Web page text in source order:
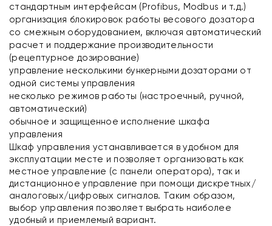
стандартным интерфейсам (Profibus, Modbus и т.д.)
организация блокировок работы весового дозатора
со смежным оборудованием, включая автоматический
расчет и поддержание производительности
(рецептурное дозирование)
управление несколькими бункерными дозаторами от
одной системы управления
несколько режимов работы (настроечный, ручной,
автоматический)
обычное и защищенное исполнение шкафа
управления
Шкаф управления устанавливается в удобном для
эксплуатации месте и позволяет организовать как
местное управление (с панели оператора), так и
дистанционное управление при помощи дискретных/
аналоговых/цифровых сигналов. Таким образом,
выбор управления позволяет выбрать наиболее
удобный и приемлемый вариант.